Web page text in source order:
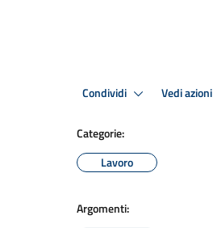
Condividi Vedi azioni
Categorie:
Lavoro
Argomenti: